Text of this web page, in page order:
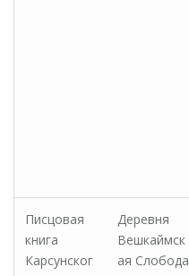
Писцовая
книга
Карсунског
Деревня
Вешкаймск
ая Слобода